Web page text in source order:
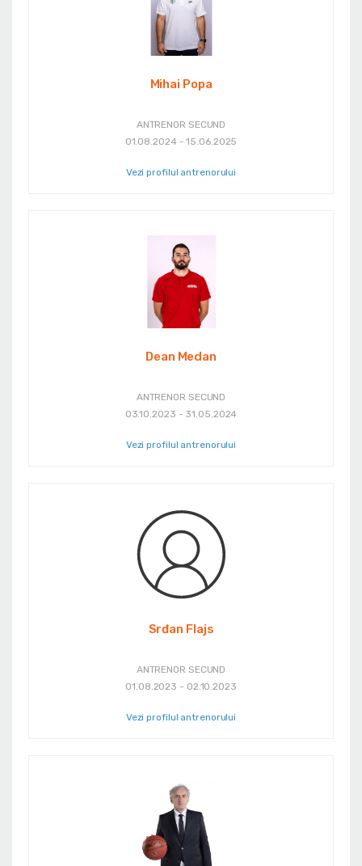
Mihai Popa
ANTRENOR SECUND
01.08.2024 - 15.06.2025
Vezi profilul antrenorului
Dean Medan
ANTRENOR SECUND
03.10.2023 - 31.05.2024
Vezi profilul antrenorului
Srđan Flajs
ANTRENOR SECUND
01.08.2023 - 02.10.2023
Vezi profilul antrenorului